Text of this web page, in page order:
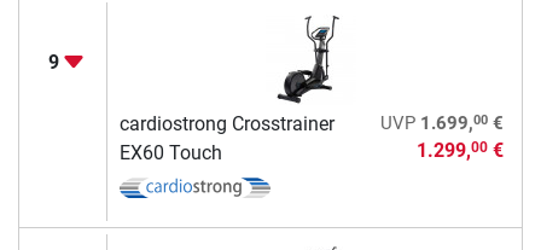
9
cardiostrong Crosstrainer
EX60 Touch
UVP 1.699,00€
1.299,00€